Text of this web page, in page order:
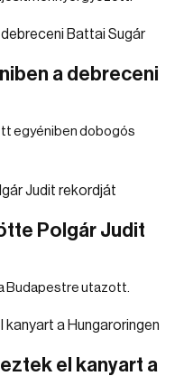
a debreceni
egyéniben dobogós
Polgár Judit
Budapestre utazott.
el kanyart a